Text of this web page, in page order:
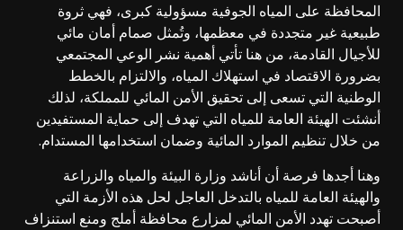
المحافظة على المياه الجوفية مسؤولية كبرى، فهي ثروة
طبيعية غير متجددة في معظمها، وتُمثل صمام أمان مائي
للأجيال القادمة، من هنا تأتي أهمية نشر الوعي المجتمعي
بضرورة الاقتصاد في استهلاك المياه، والالتزام بالخطط
الوطنية التي تسعى إلى تحقيق الأمن المائي للمملكة، لذلك
أنشئت الهيئة العامة للمياه التي تهدف إلى حماية المستفيدين
من خلال تنظيم الموارد المائية وضمان استخدامها المستدام.
وهنا أجدها فرصة أن أناشد وزارة البيئة والمياه والزراعة
والهيئة العامة للمياه بالتدخل العاجل لحل هذه الأزمة التي
أصبحت تهدد الأمن المائي لمزارع محافظة أملج ومنع استنزاف